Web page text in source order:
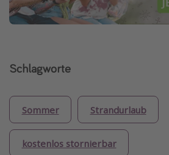
Schlagworte
Sommer Strandurlaub
kostenlos stornierbar